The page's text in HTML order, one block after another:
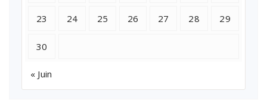
23 24 25 26 27 28 29
30
« Juin